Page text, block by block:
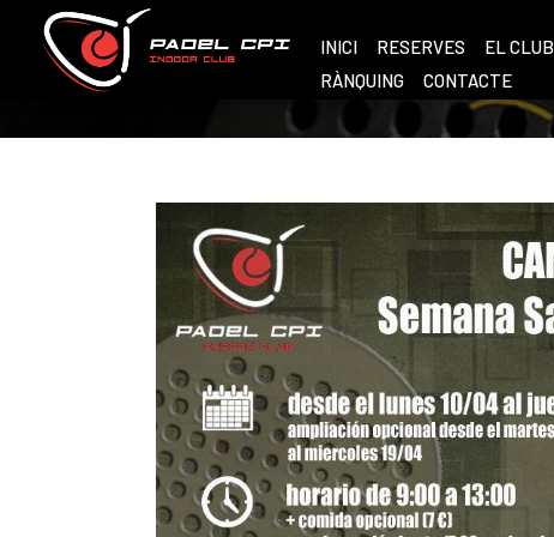
INICI RESERVES EL CLUB
RÀNQUING
CONTACTE